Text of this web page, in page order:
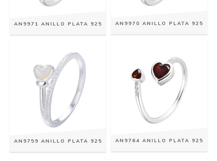
AN9971 ANILLO PLATA 925 AN9970 ANILLO PLATA 925
AN9759 ANILLO PLATA 925 AN9764 ANILLO PLATA 925